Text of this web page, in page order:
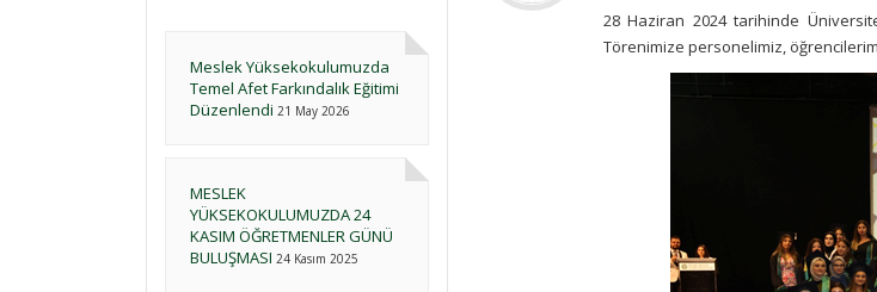
Meslek Yüksekokulumuzda
Temel Afet Farkındalık Eğitimi
Düzenlendi 21 May 2026
MESLEK
YÜKSEKOKULUMUZDA 24
KASIM ÖĞRETMENLER GÜNÜ
BULUŞMASI 24 Kasım 2025
28 Haziran 2024 tarihinde
Törenimize personelimiz,